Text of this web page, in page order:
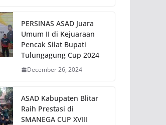
PERSINAS ASAD Juara
Umum II di Kejuaraan
Pencak Silat Bupati
Tulungagung Cup 2024
December 26, 2024
ASAD Kabupaten Blitar
Raih Prestasi di
SMANEGA CUP XVIII